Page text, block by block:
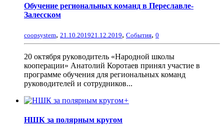
Обучение региональных команд в Переславле-
Залесском
coopsystem, 21.10.201921.12.2019, События, 0
20 октября руководитель «Народной школы
кооперации» Анатолий Коротаев принял участие в
программе обучения для региональных команд
руководителей и сотрудников...
+
НШК за полярным кругом